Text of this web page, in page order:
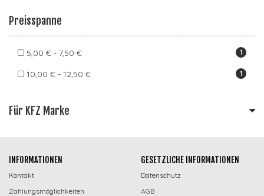
Preisspanne
1
5,00 € - 7,50 €
1
10,00 € - 12,50 €
Für KFZ Marke
INFORMATIONEN
Kontakt
Zahlungsmöglichkeiten
GESETZLICHE INFORMATIONEN
Datenschutz
AGB